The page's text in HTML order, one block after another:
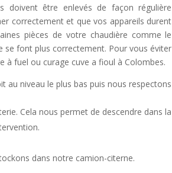
doivent être enlevés de façon régulière
correctement et que vos appareils durent
pièces de votre chaudière comme le
font plus correctement. Pour vous éviter
à fuel ou curage cuve a fioul à Colombes.
niveau le plus bas puis nous respectons
Cela nous permet de descendre dans la
dans notre camion-citerne.